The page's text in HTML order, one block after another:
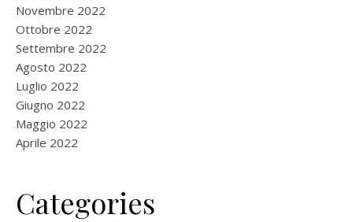
Novembre 2022
Ottobre 2022
Settembre 2022
Agosto 2022
Luglio 2022
Giugno 2022
Maggio 2022
Aprile 2022
Categories